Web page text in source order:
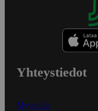
Yhteystiedot
Myymälät